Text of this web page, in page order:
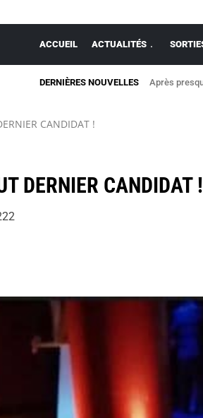
ACCUEIL ACTUALITÉS
DERNIÈRES NOUVELLES Après
Allaire :
CANDIDAT !
DERNIER CANDIDAT !